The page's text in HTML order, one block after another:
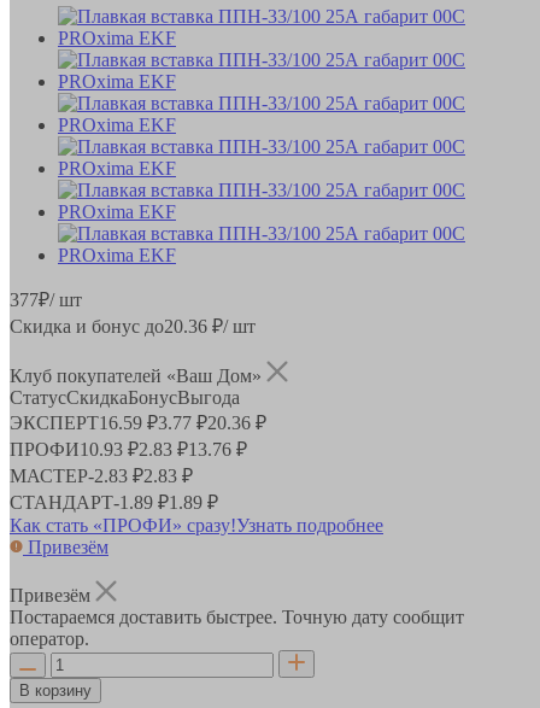
377₽/ шт
Скидка и бонус до20.36 ₽/ шт
Клуб покупателей «Ваш Дом»
СтатусСкидкаБонусВыгода
ЭКСПЕРТ16.59 ₽3.77 ₽20.36 ₽
ПРОФИ10.93 ₽2.83 ₽13.76 ₽
МАСТЕР-2.83 ₽2.83 ₽
СТАНДАРТ-1.89 ₽1.89 ₽
Как стать «ПРОФИ» сразу!Узнать подробнее
Привезём
Привезём
Постараемся доставить быстрее. Точную дату сообщит
оператор.
В корзину